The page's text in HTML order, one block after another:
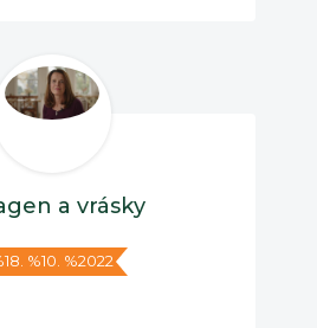
a vrásky
%10. %2022